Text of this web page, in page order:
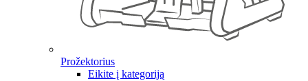
Prožektorius
Eikite į kategoriją